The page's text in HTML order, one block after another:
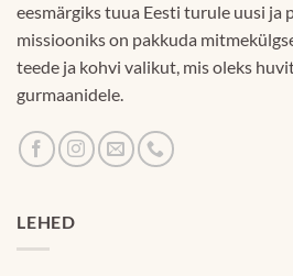
eesmärgiks tuua Eesti turule uusi ja
missiooniks on pakkuda
teede ja kohvi valikut, mis oleks
gurmaanidele.
LEHED